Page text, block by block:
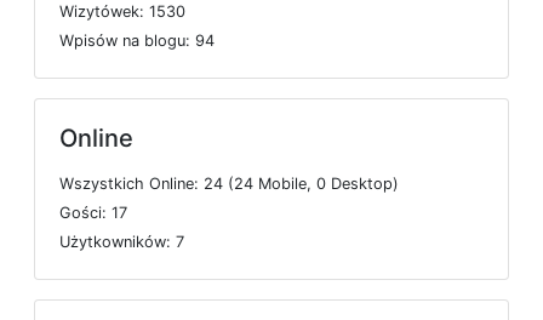
Wizytówek: 1530
Wpisów na blogu: 94
Online
Wszystkich Online: 24 (24 Mobile, 0 Desktop)
Gości: 17
Użytkowników: 7